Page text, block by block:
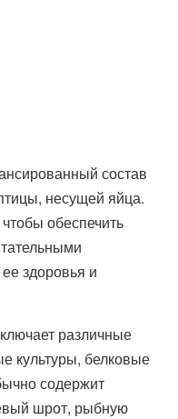
состав
несущей яйца.
обеспечить
здоровья и
различные
культуры, белковые
содержит
шрот, рыбную